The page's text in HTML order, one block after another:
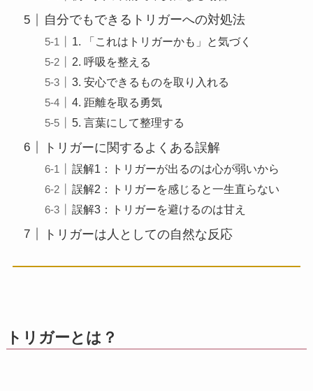
自分でもできるトリガーへの対処法
1. 「これはトリガーかも」と気づく
2. 呼吸を整える
3. 安心できるものを取り入れる
4. 距離を取る勇気
5. 言葉にして整理する
トリガーに関するよくある誤解
誤解1：トリガーが出るのは心が弱いから
誤解2：トリガーを感じると一生直らない
誤解3：トリガーを避けるのは甘え
トリガーは人としての自然な反応
トリガーとは？